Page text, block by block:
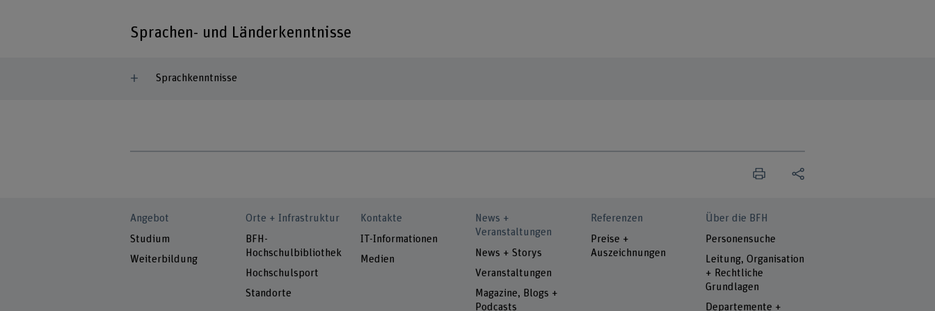
Sprachen- und Länderkenntnisse
Sprachkenntnisse
Angebot
Studium
Weiterbildung
Orte + Infrastruktur
BFH-
Hochschulbibliothek
Hochschulsport
Standorte
Kontakte
IT-Informationen
Medien
News +
Veranstaltungen
News + Storys
Veranstaltungen
Magazine, Blogs +
Podcasts
Referenzen
Preise +
Auszeichnungen
Über die BFH
Personensuche
Leitung, Organisation
+ Rechtliche
Grundlagen
Departemente +